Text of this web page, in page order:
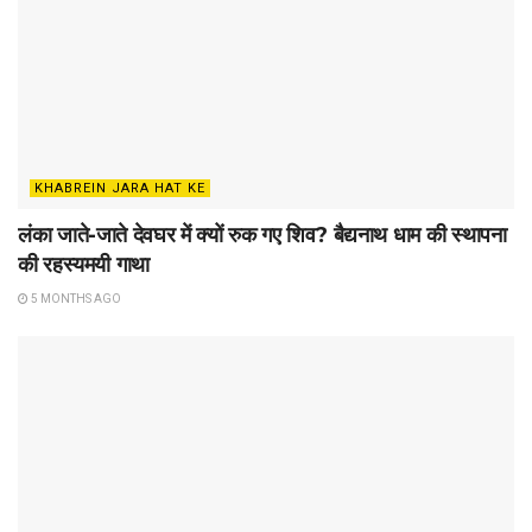
KHABREIN JARA HAT KE
लंका जाते-जाते देवघर में क्यों रुक गए शिव? बैद्यनाथ धाम की स्थापना
की रहस्यमयी गाथा
5 MONTHS AGO